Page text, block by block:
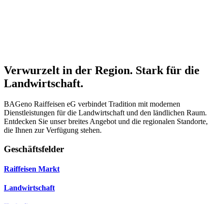
Verwurzelt in der Region. Stark für die
Landwirtschaft.
BAGeno Raiffeisen eG verbindet Tradition mit modernen
Dienstleistungen für die Landwirtschaft und den ländlichen Raum.
Entdecken Sie unser breites Angebot und die regionalen Standorte,
die Ihnen zur Verfügung stehen.
Geschäftsfelder
Raiffeisen Markt
Landwirtschaft